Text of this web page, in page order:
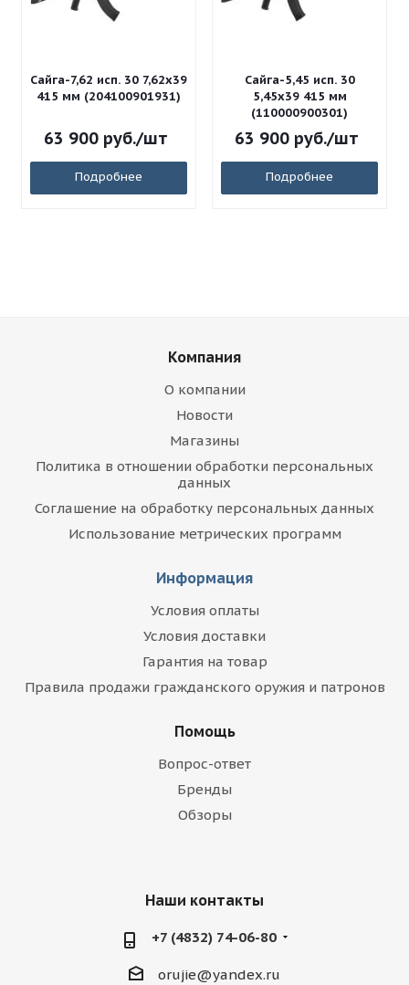
Сайга-7,62 исп. 30 7,62x39
415 мм (204100901931)
63 900руб./шт
Подробнее
Сайга-5,45 исп. 30
5,45x39 415 мм
(110000900301)
63 900руб./шт
Подробнее
Компания
О компании
Новости
Магазины
Политика в отношении обработки персональных
данных
Соглашение на обработку персональных данных
Использование метрических программ
Информация
Условия оплаты
Условия доставки
Гарантия на товар
Правила продажи гражданского оружия и патронов
Помощь
Вопрос-ответ
Бренды
Обзоры
Наши контакты
+7 (4832) 74-06-80
orujie@yandex.ru